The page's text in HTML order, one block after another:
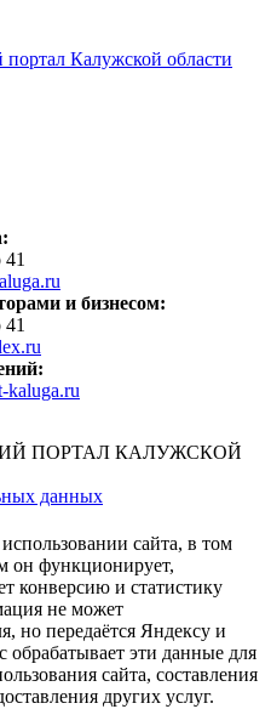
41
и бизнесом:
41
kaluga.ru
ПОРТАЛ КАЛУЖСКОЙ
данных
сайта, в том
он функционирует,
конверсию и статистику
не может
но передаётся Яндексу и
обрабатывает эти данные для
сайта, составления
других услуг.